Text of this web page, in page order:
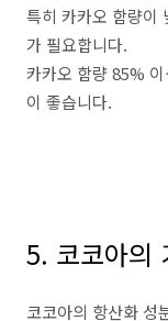
특히 카카오 함량이
가 필요합니다.
카카오 함량 85%
이 좋습니다.
5. 코코아의
코코아의 항산화 성